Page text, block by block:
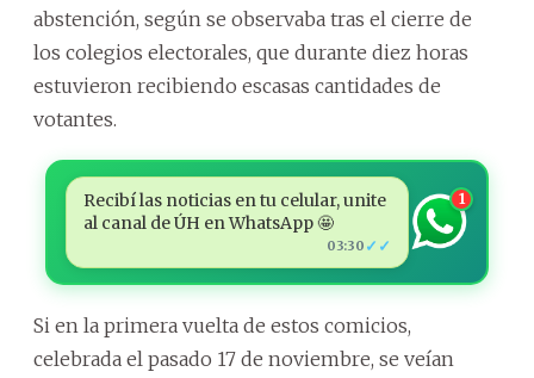
abstención, según se observaba tras el cierre de
los colegios electorales, que durante diez horas
estuvieron recibiendo escasas cantidades de
votantes.
Recibí las noticias en tu celular, unite
al canal de ÚH en WhatsApp 🤩
03:30 ✓✓
1
Si en la primera vuelta de estos comicios,
celebrada el pasado 17 de noviembre, se veían